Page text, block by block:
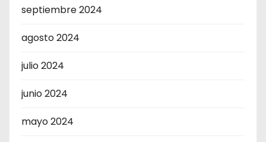
septiembre 2024
agosto 2024
julio 2024
junio 2024
mayo 2024